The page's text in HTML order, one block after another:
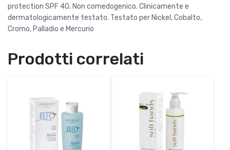
protection SPF 40. Non comedogenico. Clinicamente e
dermatologicamente testato. Testato per Nickel, Cobalto,
Cromo, Palladio e Mercurio
Prodotti correlati